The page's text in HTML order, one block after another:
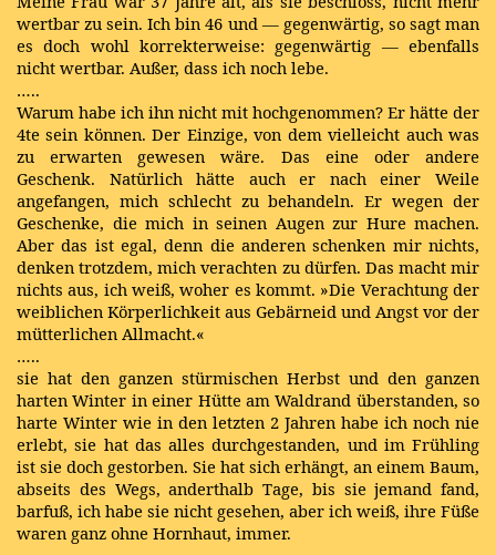
wertbar zu sein. Ich bin 46 und — gegenwärtig, so sagt man
es doch wohl korrekterweise: gegenwärtig — ebenfalls
nicht wertbar. Außer, dass ich noch lebe.
…..
Warum habe ich ihn nicht mit hochgenommen? Er hätte der
4te sein können. Der Einzige, von dem vielleicht auch was
zu erwarten gewesen wäre. Das eine oder andere
Geschenk. Natürlich hätte auch er nach einer Weile
angefangen, mich schlecht zu behandeln. Er wegen der
Geschenke, die mich in seinen Augen zur Hure machen.
Aber das ist egal, denn die anderen schenken mir nichts,
denken trotzdem, mich verachten zu dürfen. Das macht mir
nichts aus, ich weiß, woher es kommt. »Die Verachtung der
weiblichen Körperlichkeit aus Gebärneid und Angst vor der
mütterlichen Allmacht.«
…..
sie hat den ganzen stürmischen Herbst und den ganzen
harten Winter in einer Hütte am Waldrand überstanden, so
harte Winter wie in den letzten 2 Jahren habe ich noch nie
erlebt, sie hat das alles durchgestanden, und im Frühling
ist sie doch gestorben. Sie hat sich erhängt, an einem Baum,
abseits des Wegs, anderthalb Tage, bis sie jemand fand,
barfuß, ich habe sie nicht gesehen, aber ich weiß, ihre Füße
waren ganz ohne Hornhaut, immer.